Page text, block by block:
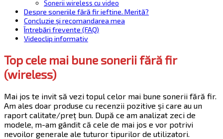
Sonerii wireless cu video
Despre soneriile fără fir ieftine. Merită?
Concluzie și recomandarea mea
Întrebări frevente (FAQ)
Videoclip informativ
Top cele mai bune sonerii fără fir
(wireless)
Mai jos te invit să vezi topul celor mai bune sonerii fără fir.
Am ales doar produse cu recenzii pozitive și care au un
raport calitate/preț bun. După ce am analizat zeci de
modele, m-am gândit că cele de mai jos e vor potrivi
nevoilor generale ale tuturor tipurilor de utilizatori.